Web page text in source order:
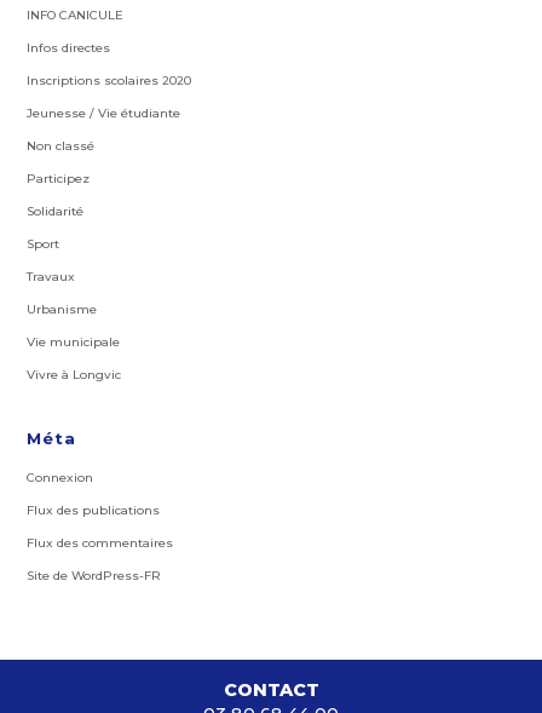
INFO CANICULE
Infos directes
Inscriptions scolaires 2020
Jeunesse / Vie étudiante
Non classé
Participez
Solidarité
Sport
Travaux
Urbanisme
Vie municipale
Vivre à Longvic
Méta
Connexion
Flux des publications
Flux des commentaires
Site de WordPress-FR
CONTACT